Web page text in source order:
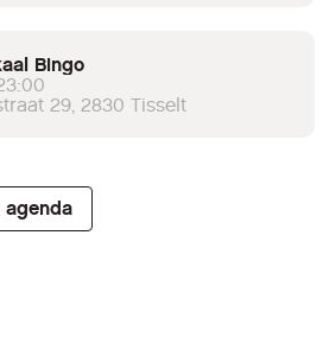
Bingo
29, 2830 Tisselt
agenda